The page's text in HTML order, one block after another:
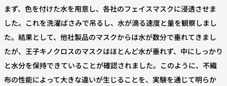
まず、色を付けた水を用意し、各社のフェイスマスクに浸透させま
した。これを洗濯ばさみで吊るし、水が滴る速度と量を観察しまし
た。結果として、他社製品のマスクからは水が数分で垂れてきまし
たが、王子キノクロスのマスクはほとんど水が垂れず、中にしっかり
と水分を保持できていることが確認されました。このように、不織
布の性能によって大きな違いが生じることを、実験を通じて明らか